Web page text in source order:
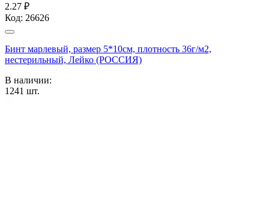
2.27 ₽
Код: 26626
Бинт марлевый, размер 5*10см, плотность 36г/м2,
нестерильный, Лейко (РОССИЯ)
В наличии:
1241 шт.